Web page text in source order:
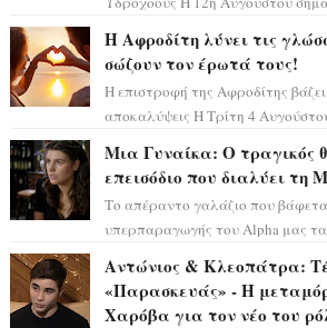
Η Αφροδίτη λύνει τις
σώζουν τον έρωτά τους!
Η επιστροφή της Αφροδίτης
αποκαλύψεις Η Τρίτη 4
Μια Γυναίκα: Ο τραγικός
επεισόδιο που διαλύει τη
Το απέραντο γαλάζιο που
υπερπαραγωγής του Alpha μας
Αντώνιος & Κλεοπάτρα:
«Παρασκευάς» - Η
Χαρόβα για τον νέο του